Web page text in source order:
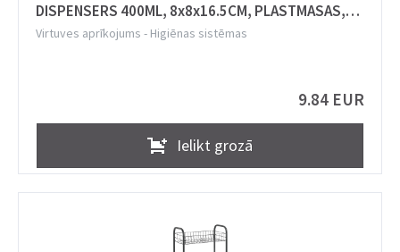
DISPENSERS 400ML, 8x8x16.5CM, PLASTMASAS,
Tescoma
Virtuves aprīkojums - Higiēnas sistēmas
9.84 EUR
Ielikt grozā